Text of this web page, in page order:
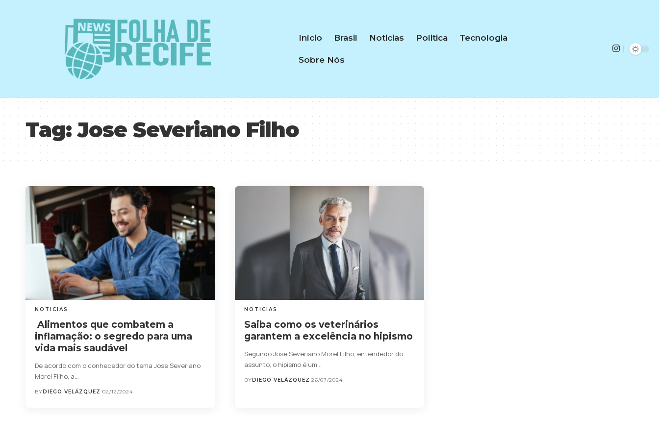
Início Brasil Noticias Politica Tecnologia
Sobre Nós
Tag:Jose Severiano Filho
NOTICIAS
Alimentos que combatem a
inflamação: o segredo para uma
vida mais saudável
De acordo com o conhecedor do tema Jose Severiano
Morel Filho, a…
BYDIEGO VELÁZQUEZ 02/12/2024
NOTICIAS
Saiba como os veterinários
garantem a excelência no hipismo
Segundo Jose Severiano Morel Filho, entendedor do
assunto, o hipismo é um…
BYDIEGO VELÁZQUEZ 26/07/2024